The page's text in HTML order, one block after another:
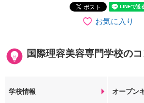
お気に入り
国際理容美容専門学校の
学校情報 オープン